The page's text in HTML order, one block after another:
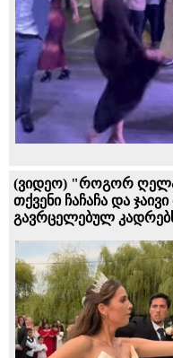
(ვიდეო) "როგორ
თქვენი ჩაჩაჩა და
გავრცელებულ